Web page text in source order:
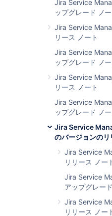
Jira Service
ップグレード ノー
Jira Service
リース ノート
Jira Service
ップグレード ノー
Jira Service
リース ノート
Jira Service
ップグレード ノー
Jira Service
のバージョンのリ
Jira Service
リリース ノー
Jira Service
アップグレー
Jira Service
リリース ノー
変更しました。
カスタマーポー
ました。カスタ
サービスデスク
にあります。
新しくなったピープル
新価格設定モデルで利
ょうが、ピープルタブ
た。さらに重要なこと
Jira 管理者はエ
アカウントを [エ
直接作成できま
既存のエージェ
追加できます。